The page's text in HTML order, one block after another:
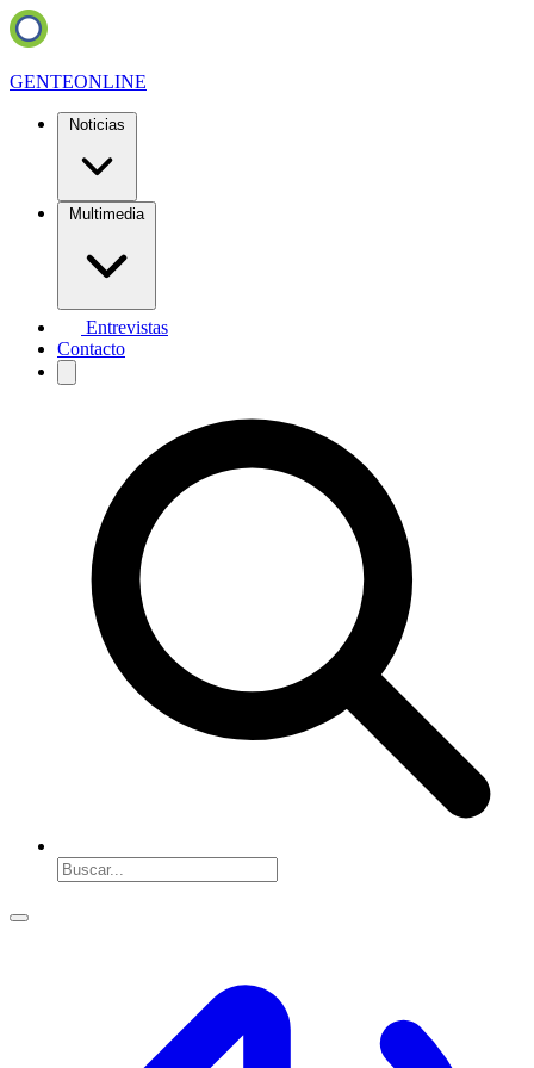
GENTEONLINE
Noticias
Multimedia
Entrevistas
Contacto